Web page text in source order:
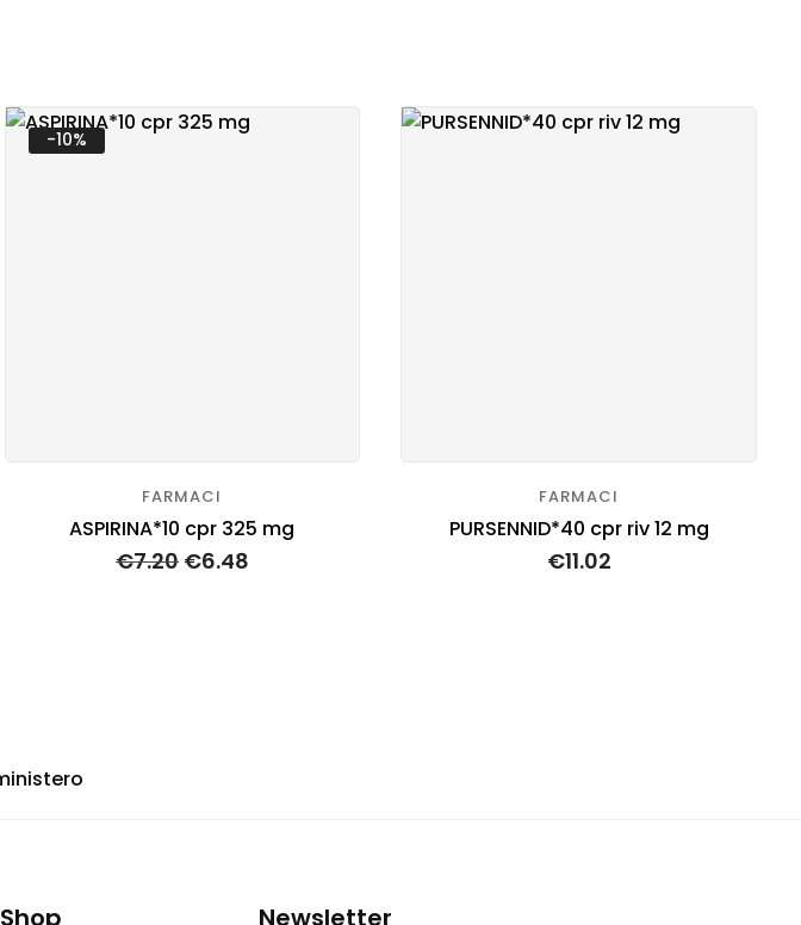
-10%
FARMACI
ASPIRINA*10 cpr 325 mg
€7.20 €6.48
FARMACI
PURSENNID*40 cpr riv 12 mg
€11.02
Shop Newsletter